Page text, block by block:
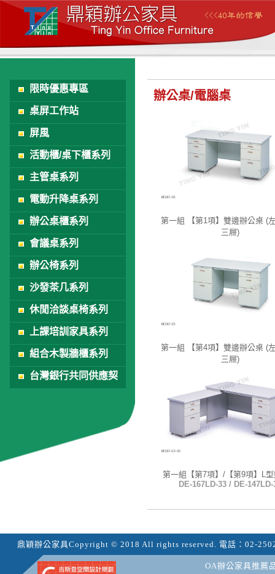
限時優惠專區
桌屏工作站
屏風
活動櫃/桌下櫃系列
主管桌系列
電動升降桌系列
辦公桌櫃系列
會議桌系列
辦公椅系列
沙發茶几系列
休閒洽談桌椅系列
上課培訓家具系列
組合木製牆櫃系列
台灣銀行共同供應契
辦公桌/電腦桌
第一組 【第1項】雙邊辦公桌 (
三屜)
第一組 【第4項】雙邊辦公桌 (
三屜)
第一組【第7項】/【第9項】L
DE-167LD-33 / DE-147LD-
鼎穎辦公家具Copyright © 2018 All rights reserved. 電話： 02-
OA辦公家具推薦